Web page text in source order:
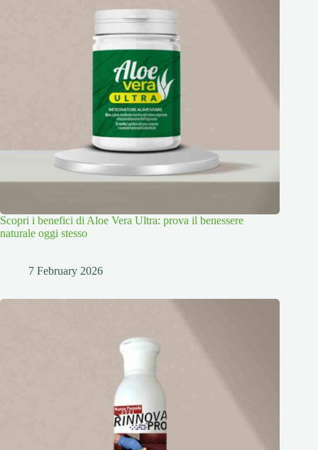
Scopri i benefici di Aloe Vera Ultra: prova il benessere
naturale oggi stesso
7 February 2026